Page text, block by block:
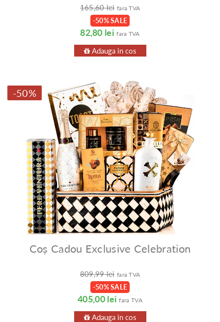
165,60 lei fara TVA
-50% SALE
82,80 lei fara TVA
Adauga in cos
-50%
Coș Cadou Exclusive Celebration
809,99 lei fara TVA
-50% SALE
405,00 lei fara TVA
Adauga in cos